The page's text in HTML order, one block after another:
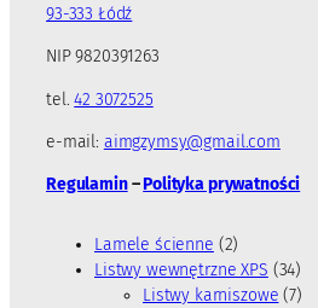
93-333 Łódź
NIP 9820391263
tel.42 3072525
e-mail: aimgzymsy@gmail.com
Regulamin–Polityka prywatności
Lamele ścienne 22
p
r
Listwy wewnętrzne XPS 343
4
Listwy karniszowe 77